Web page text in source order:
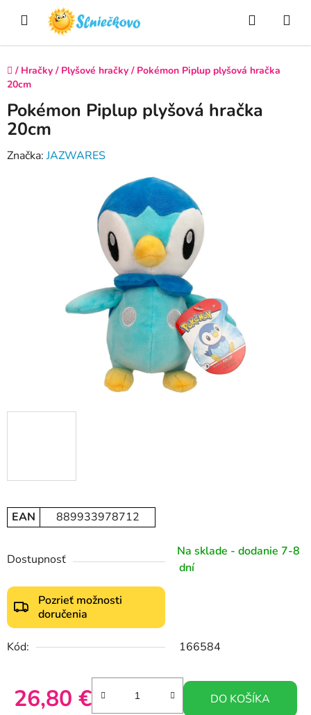
Hľadať
Domov
/ Hračky / Plyšové hračky / Pokémon Piplup plyšová hračka
20cm
EAN 889933978712
Dostupnosť
Na sklade - dodanie 7-8
dní
Pozrieť možnosti
doručenia
Kód: 166584
26,80 € DO KOŠÍKA
Pokémon Piplup plyšová hračka
20cm
Značka:JAZWARES